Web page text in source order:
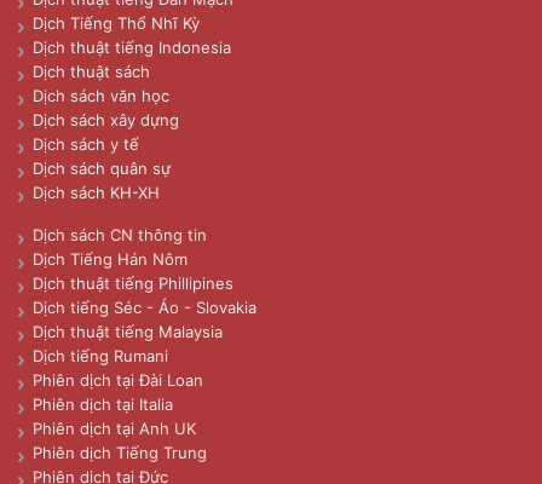
Dịch Tiếng Thổ Nhĩ Kỳ
Dịch thuật tiếng Indonesia
Dịch thuật sách
Dịch sách văn học
Dịch sách xây dựng
Dịch sách y tế
Dịch sách quân sự
Dịch sách KH-XH
Dịch sách CN thông tin
Dịch Tiếng Hán Nôm
Dịch thuật tiếng Phillipines
Dịch tiếng Séc - Áo - Slovakia
Dịch thuật tiếng Malaysia
Dịch tiếng Rumani
Phiên dịch tại Đài Loan
Phiên dịch tại Italia
Phiên dịch tại Anh UK
Phiên dịch Tiếng Trung
Phiên dịch tại Đức